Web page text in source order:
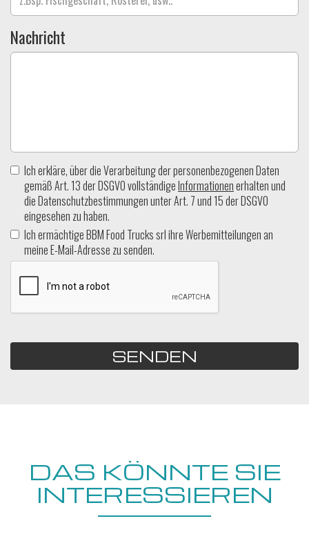
Nachricht
Ich erkläre, über die Verarbeitung der personenbezogenen Daten
gemäß Art. 13 der DSGVO vollständigeInformationenerhalten und
die Datenschutzbestimmungen unter Art. 7 und 15 der DSGVO
eingesehen zu haben.
Ich ermächtige BBM Food Trucks srl ihre Werbemitteilungen an
meine E-Mail-Adresse zu senden.
SENDEN
DAS KÖNNTE SIE
INTERESSIEREN